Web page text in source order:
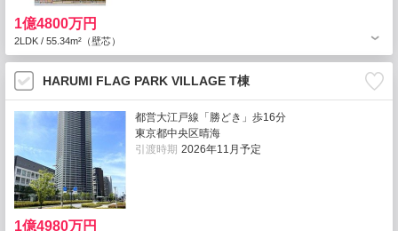
1億4800万円
2LDK / 55.34m²（壁芯）
HARUMI FLAG PARK VILLAGE T棟
都営大江戸線「勝どき」歩16分
東京都中央区晴海
引渡時期 2026年11月予定
1億4980万円